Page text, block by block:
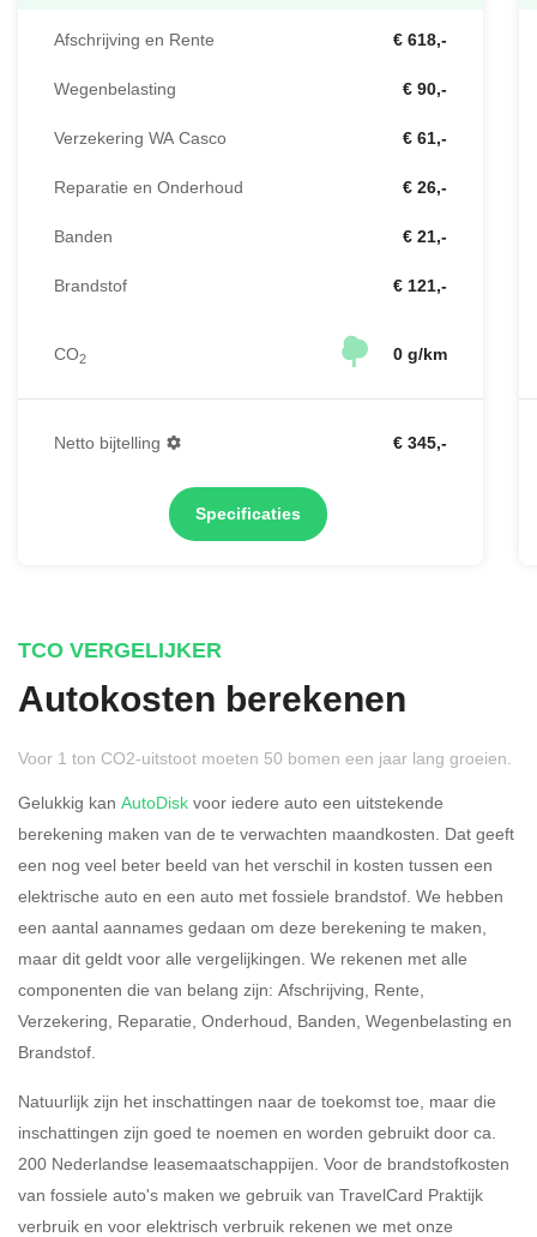
Afschrijving en Rente € 618,-
Wegenbelasting € 90,-
Verzekering WA Casco € 61,-
Reparatie en Onderhoud € 26,-
Banden € 21,-
Brandstof € 121,-
CO2 0 g/km
Netto bijtelling € 345,-
Specificaties
Rijdt u meer dan 500
kilometer privé?
Ja Nee
Belastingspercentage
37,07% (Belastbaar tot €
69.399,- )
Eigen bijdrage
TCO VERGELIJKER
Autokosten berekenen
Voor 1 ton CO2-uitstoot moeten 50 bomen een jaar lang groeien.
Gelukkig kan AutoDisk voor iedere auto een uitstekende
berekening maken van de te verwachten maandkosten. Dat geeft
een nog veel beter beeld van het verschil in kosten tussen een
elektrische auto en een auto met fossiele brandstof. We hebben
een aantal aannames gedaan om deze berekening te maken,
maar dit geldt voor alle vergelijkingen. We rekenen met alle
componenten die van belang zijn: Afschrijving, Rente,
Verzekering, Reparatie, Onderhoud, Banden, Wegenbelasting en
Brandstof.
Natuurlijk zijn het inschattingen naar de toekomst toe, maar die
inschattingen zijn goed te noemen en worden gebruikt door ca.
200 Nederlandse leasemaatschappijen. Voor de brandstofkosten
van fossiele auto's maken we gebruik van TravelCard Praktijk
verbruik en voor elektrisch verbruik rekenen we met onze